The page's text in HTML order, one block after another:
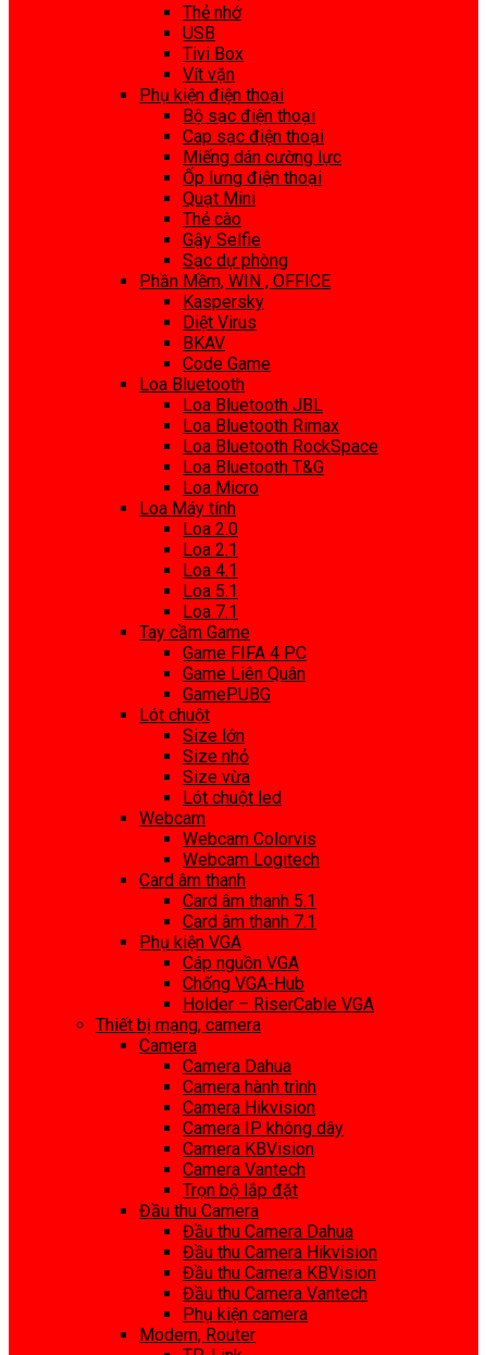
Thẻ nhớ
USB
Tivi Box
Vít vặn
Phụ kiện điện thoại
Bộ sạc điện thoại
Cap sạc điện thoại
Miếng dán cường lực
Ốp lưng điện thoại
Quạt Mini
Thẻ cào
Gậy Selfie
Sạc dự phòng
Phần Mềm, WIN , OFFICE
Kaspersky
Diệt Virus
BKAV
Code Game
Loa Bluetooth
Loa Bluetooth JBL
Loa Bluetooth Rimax
Loa Bluetooth RockSpace
Loa Bluetooth T&G
Loa Micro
Loa Máy tính
Loa 2.0
Loa 2.1
Loa 4.1
Loa 5.1
Loa 7.1
Tay cầm Game
Game FIFA 4 PC
Game Liên Quân
GamePUBG
Lót chuột
Size lớn
Size nhỏ
Size vừa
Lót chuột led
Webcam
Webcam Colorvis
Webcam Logitech
Card âm thanh
Card âm thanh 5.1
Card âm thanh 7.1
Phụ kiện VGA
Cáp nguồn VGA
Chống VGA-Hub
Holder – RiserCable VGA
Thiết bị mạng, camera
Camera
Camera Dahua
Camera hành trình
Camera Hikvision
Camera IP không dây
Camera KBVision
Camera Vantech
Trọn bộ lắp đặt
Đầu thu Camera
Đầu thu Camera Dahua
Đầu thu Camera Hikvision
Đầu thu Camera KBVision
Đầu thu Camera Vantech
Phụ kiện camera
Modem, Router